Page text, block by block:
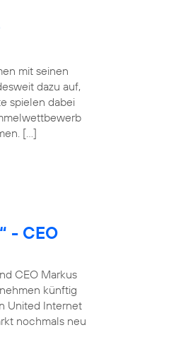
mit seinen
dazu auf,
spielen dabei
[…]
- CEO
CEO Markus
künftig
United Internet
nochmals neu